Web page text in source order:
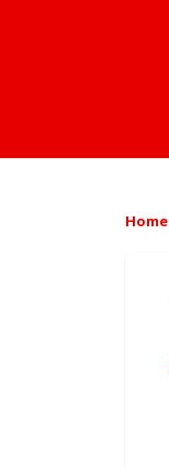
Home